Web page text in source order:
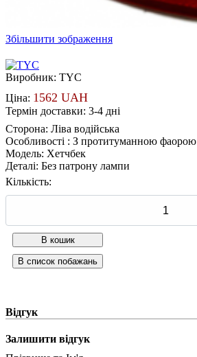
Збільшити зображення
Виробник: TYC
Ціна: 1562 UAH
Термін доставки: 3-4 дні
Сторона: Ліва водійська
Особливості : З протитуманною фаорою
Модель: Хетчбек
Деталі: Без патрону лампи
Кількість:
Відгук
Залишити відгук